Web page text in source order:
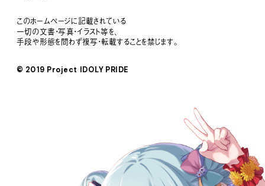
このホームページに記載されている
一切の文書・写真・イラスト等を、
手段や形態を問わず複写・転載することを禁じます。
© 2019 Project IDOLY PRIDE